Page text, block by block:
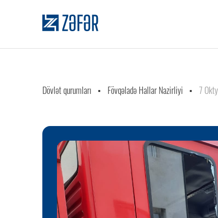
Dövlət qurumları Fövqəladə Hallar Nazirliyi 7